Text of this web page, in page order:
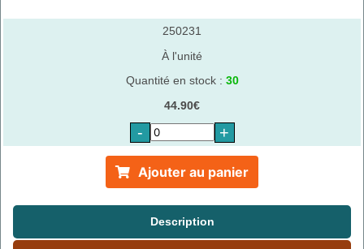
250231
À l'unité
Quantité en stock : 30
44.90€
- +
Ajouter au panier
Description